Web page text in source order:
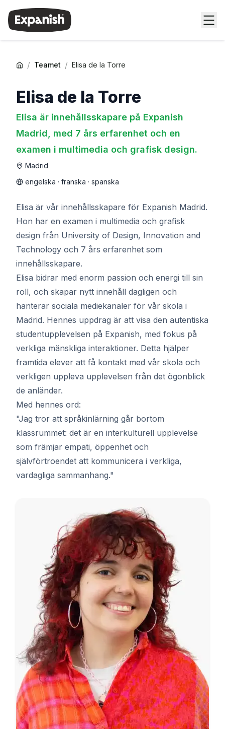
/ Teamet / Elisa de la Torre
Elisa de la Torre
Elisa är innehållsskapare på Expanish
Madrid, med 7 års erfarenhet och en
examen i multimedia och grafisk design.
Madrid
engelska · franska · spanska
Elisa är vår innehållsskapare för Expanish Madrid.
Hon har en examen i multimedia och grafisk
design från University of Design, Innovation and
Technology och 7 års erfarenhet som
innehållsskapare.
Elisa bidrar med enorm passion och energi till sin
roll, och skapar nytt innehåll dagligen och
hanterar sociala mediekanaler för vår skola i
Madrid. Hennes uppdrag är att visa den autentiska
studentupplevelsen på Expanish, med fokus på
verkliga mänskliga interaktioner. Detta hjälper
framtida elever att få kontakt med vår skola och
verkligen uppleva upplevelsen från det ögonblick
de anländer.
Med hennes ord:
"Jag tror att språkinlärning går bortom
klassrummet: det är en interkulturell upplevelse
som främjar empati, öppenhet och
självförtroendet att kommunicera i verkliga,
vardagliga sammanhang."